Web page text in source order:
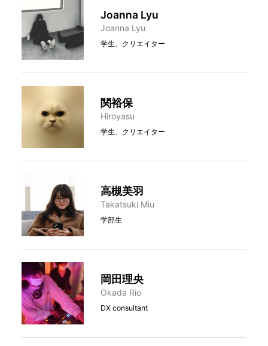
Joanna Lyu
Joanna Lyu
学生、クリエイター
関裕保
Hiroyasu
学生、クリエイター
高槻美羽
Takatsuki Miu
学部生
岡田理央
Okada Rio
DX consultant